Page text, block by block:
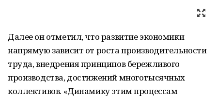
Далее он отметил, что развитие экономики
напрямую зависит от роста производительности
труда, внедрения принципов бережливого
производства, достижений многотысячных
коллективов. «Динамику этим процессам